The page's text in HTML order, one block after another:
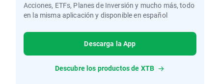
Acciones, ETFs, Planes de Inversión y mucho más, todo
en la misma aplicación y disponible en español
Descarga la App
Descubre los productos de XTB